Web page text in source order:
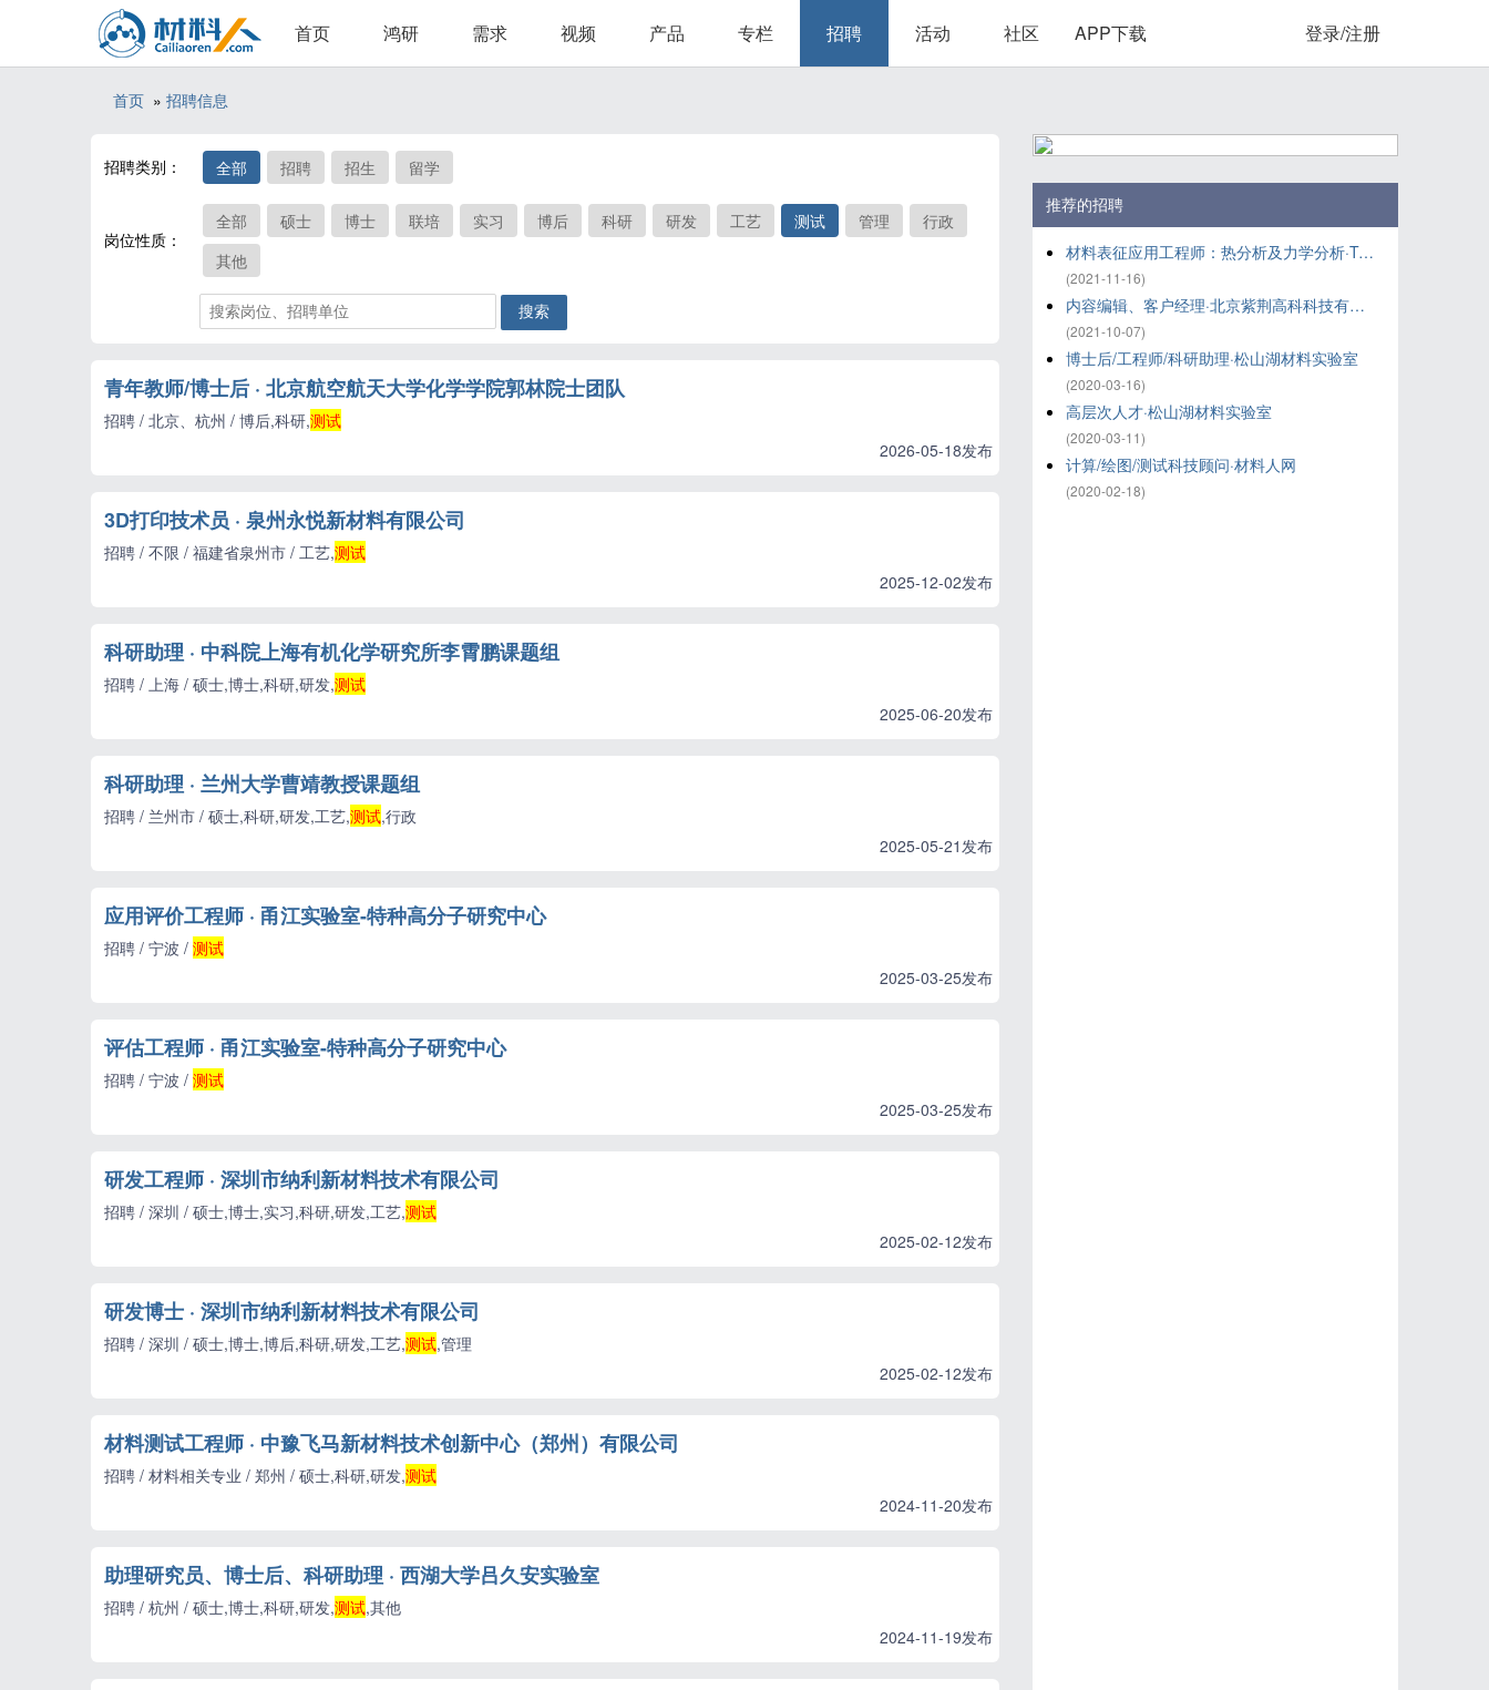
首页 鸿研 需求 视频 产品 专栏 招聘 活动 社区 APP下载 登录/注册
首页 » 招聘信息
招聘类别： 全部 招聘 招生 留学
岗位性质：
全部 硕士 博士 联培 实习 博后 科研 研发 工艺 测试 管理
行政
其他
青年教师/博士后 · 北京航空航天大学化学学院郭林院士团队
招聘 / 北京、杭州 / 博后,科研,测试
2026-05-18发布
3D打印技术员 · 泉州永悦新材料有限公司
招聘 / 不限 / 福建省泉州市 / 工艺,测试
2025-12-02发布
科研助理 · 中科院上海有机化学研究所李霄鹏课题组
招聘 / 上海 / 硕士,博士,科研,研发,测试
2025-06-20发布
科研助理 · 兰州大学曹靖教授课题组
招聘 / 兰州市 / 硕士,科研,研发,工艺,测试,行政
2025-05-21发布
应用评价工程师 · 甬江实验室-特种高分子研究中心
招聘 / 宁波 / 测试
2025-03-25发布
评估工程师 · 甬江实验室-特种高分子研究中心
招聘 / 宁波 / 测试
2025-03-25发布
研发工程师 · 深圳市纳利新材料技术有限公司
招聘 / 深圳 / 硕士,博士,实习,科研,研发,工艺,测试
2025-02-12发布
研发博士 · 深圳市纳利新材料技术有限公司
招聘 / 深圳 / 硕士,博士,博后,科研,研发,工艺,测试,管理
2025-02-12发布
材料测试工程师 · 中豫飞马新材料技术创新中心（郑州）有限公司
招聘 / 材料相关专业 / 郑州 / 硕士,科研,研发,测试
2024-11-20发布
助理研究员、博士后、科研助理 · 西湖大学吕久安实验室
招聘 / 杭州 / 硕士,博士,科研,研发,测试,其他
2024-11-19发布
推荐的招聘
材料表征应用工程师：热分析及力学分析·TA仪器-沃特世
(2021-11-16)
内容编辑、客户经理·北京紫荆高科科技有限公司
(2021-10-07)
博士后/工程师/科研助理·松山湖材料实验室
(2020-03-16)
高层次人才·松山湖材料实验室
(2020-03-11)
计算/绘图/测试科技顾问·材料人网
(2020-02-18)